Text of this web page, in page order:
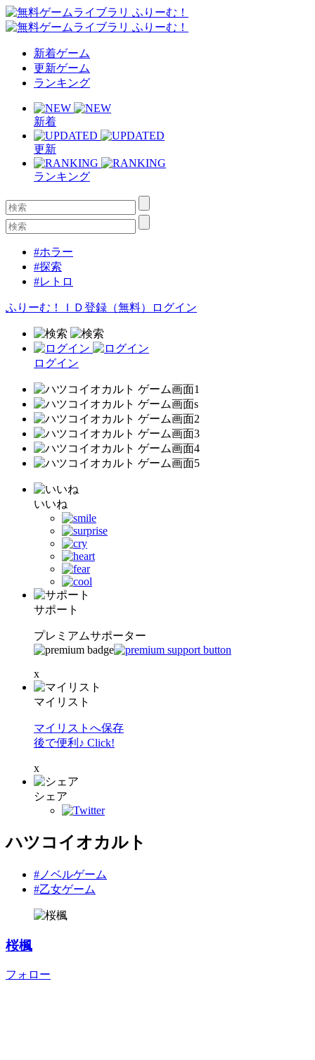
新着ゲーム
更新ゲーム
ランキング
新着
更新
ランキング
#ホラー
#探索
#レトロ
ふりーむ！ＩＤ登録（無料） ログイン
ログイン
いいね
サポート
プレミアムサポーター
x
マイリスト
マイリストへ保存
後で便利♪ Click!
x
シェア
ハツコイオカルト
#ノベルゲーム
#乙女ゲーム
桜楓
フォロー